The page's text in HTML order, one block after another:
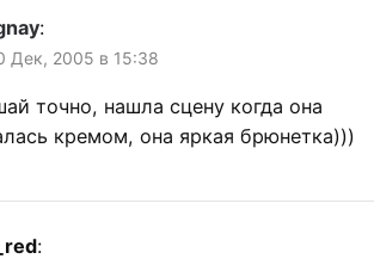
:
Дек, 2005 в 15:38
точно, нашла сцену когда она
кремом, она яркая брюнетка)))
: